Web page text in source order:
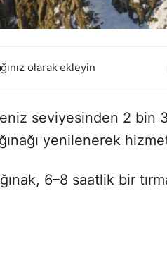
olarak ekleyin
seviyesinden 2 bin
yenilenerek
6–8 saatlik bir